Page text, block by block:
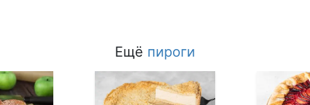
Ещё пироги